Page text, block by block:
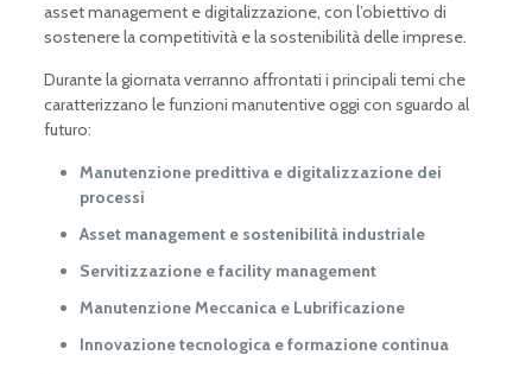
asset management e digitalizzazione, con l’obiettivo di
sostenere la competitività e la sostenibilità delle imprese.
Durante la giornata verranno affrontati i principali temi che
caratterizzano le funzioni manutentive oggi con sguardo al
futuro:
Manutenzione predittiva e digitalizzazione dei
processi
Asset management e sostenibilità industriale
Servitizzazione e facility management
Manutenzione Meccanica e Lubrificazione
Innovazione tecnologica e formazione continua